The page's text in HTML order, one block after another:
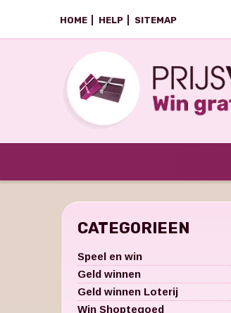
HOME HELP SITEMAP
CATEGORIEEN
Speel en win
Geld winnen
Geld winnen Loterij
Win Shoptegoed